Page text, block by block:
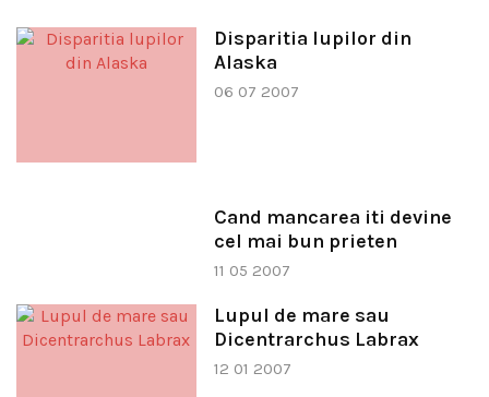
Disparitia lupilor din
Alaska
06 07 2007
Cand mancarea iti devine
cel mai bun prieten
11 05 2007
Lupul de mare sau
Dicentrarchus Labrax
12 01 2007